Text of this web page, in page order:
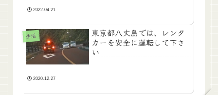
2022.04.21
生活
東京都八丈島では、レンタ
カーを安全に運転して下さ
い
2020.12.27